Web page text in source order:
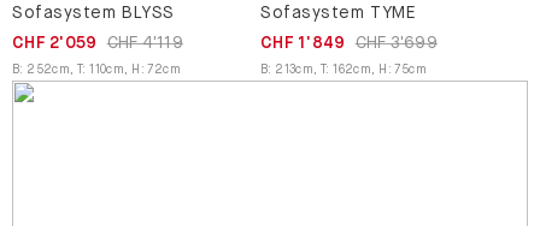
Sofasystem BLYSS
CHF 4'119
CHF 2'059
B: 252cm ,T:110cm H :72cm
Sofasystem TYME
CHF 3'699
CHF 1'849
B: 213cm ,T:162cm H :75cm